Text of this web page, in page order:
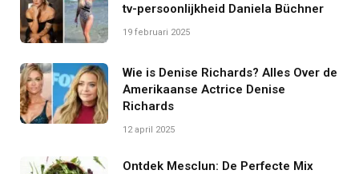
tv-persoonlijkheid Daniela Büchner
19 februari 2025
Wie is Denise Richards? Alles Over de
Amerikaanse Actrice Denise
Richards
12 april 2025
Ontdek Mesclun: De Perfecte Mix